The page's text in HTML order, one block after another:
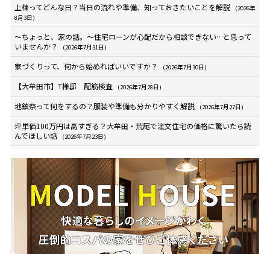
上棟ってどんな日？当日の流れや準備、知っておきたいことを解説
(2026年
8月3日)
～ちょっと、家の話。～住宅ローンが心配だから相談できない…と思って
いませんか？
(2026年7月31日)
家づくりって、何から始めればいいですか？ (2026年7月30日)
【大牟田市】T様邸 配筋検査 (2026年7月28日)
地鎮祭って何をするの？服装や準備も分かりやすく解説 (2026年7月27日)
坪単価100万円は高すぎる？大牟田・荒尾で注文住宅の価格に驚いたら読
んでほしい話
(2026年7月23日)